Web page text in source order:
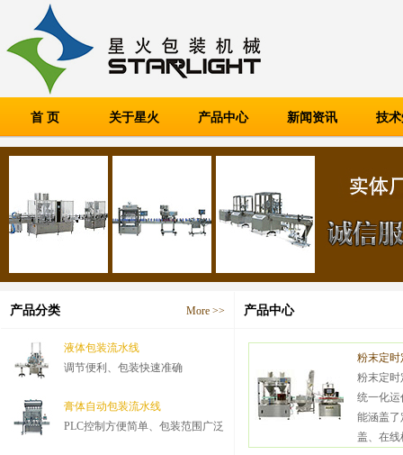
首 页 关于星火 产品中心 新闻资讯 技
产品分类 More >>
液体包装流水线
调节便利、包装快速准确
膏体自动包装流水线
PLC控制方便简单、包装范围广泛
产品中心
粉末定时
粉末定时
统一化运
能涵盖了
盖、在线